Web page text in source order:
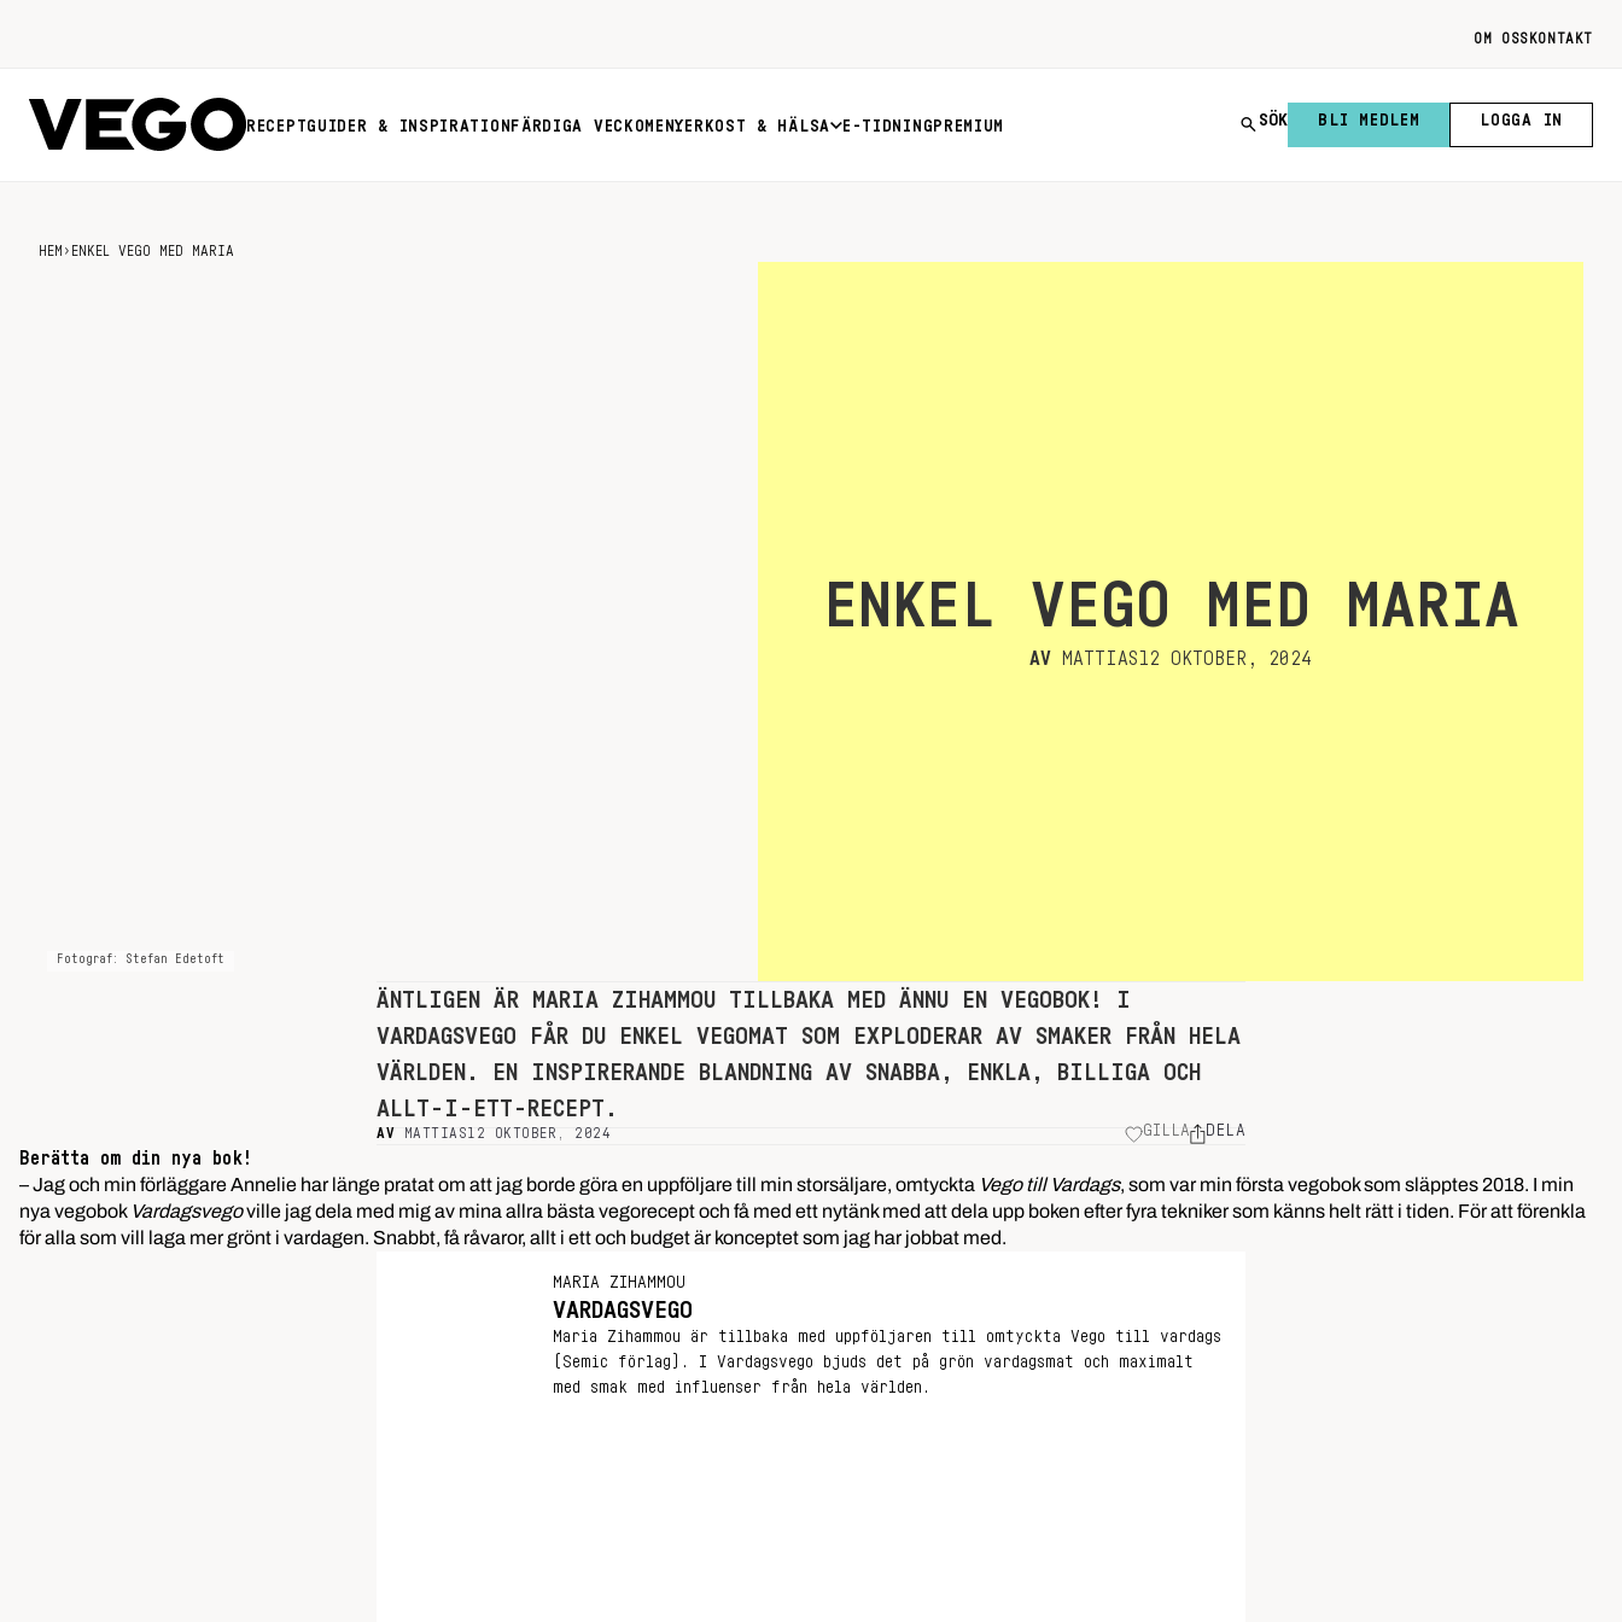
OM OSS KONTAKT
RECEPTGUIDER & INSPIRATION FÄRDIGA VECKOMENYER KOST & HÄLSA E-TIDNING PREMIUM SÖK BLI MEDLEM LOGGA IN
HEM › ENKEL VEGO MED MARIA
Fotograf: Stefan Edetoft
ENKEL VEGO MED MARIA
AV MATTIAS 12 OKTOBER, 2024
ÄNTLIGEN ÄR MARIA ZIHAMMOU TILLBAKA MED ÄNNU EN VEGOBOK! I
VARDAGSVEGO FÅR DU ENKEL VEGOMAT SOM EXPLODERAR AV SMAKER FRÅN HELA
VÄRLDEN. EN INSPIRERANDE BLANDNING AV SNABBA, ENKLA, BILLIGA OCH
ALLT-I-ETT-RECEPT.
AV MATTIAS12 OKTOBER, 2024 GILLA DELA
Berätta om din nya bok!
– Jag och min förläggare Annelie har länge pratat om att jag borde göra en uppföljare till min storsäljare, omtyckta Vego till Vardags, som var min första vegobok som släpptes 2018. I min
nya vegobok Vardagsvegoville jag dela med mig av mina allra bästa vegorecept och få med ett nytänk med att dela upp boken efter fyra tekniker som känns helt rätt i tiden. För att förenkla
för alla som vill laga mer grönt i vardagen. Snabbt, få råvaror, allt i ett och budget är konceptet som jag har jobbat med.
MARIA ZIHAMMOU
VARDAGSVEGO
Maria Zihammou är tillbaka med uppföljaren till omtyckta Vego till vardags
(Semic förlag). I Vardagsvego bjuds det på grön vardagsmat och maximalt
med smak med influenser från hela världen.